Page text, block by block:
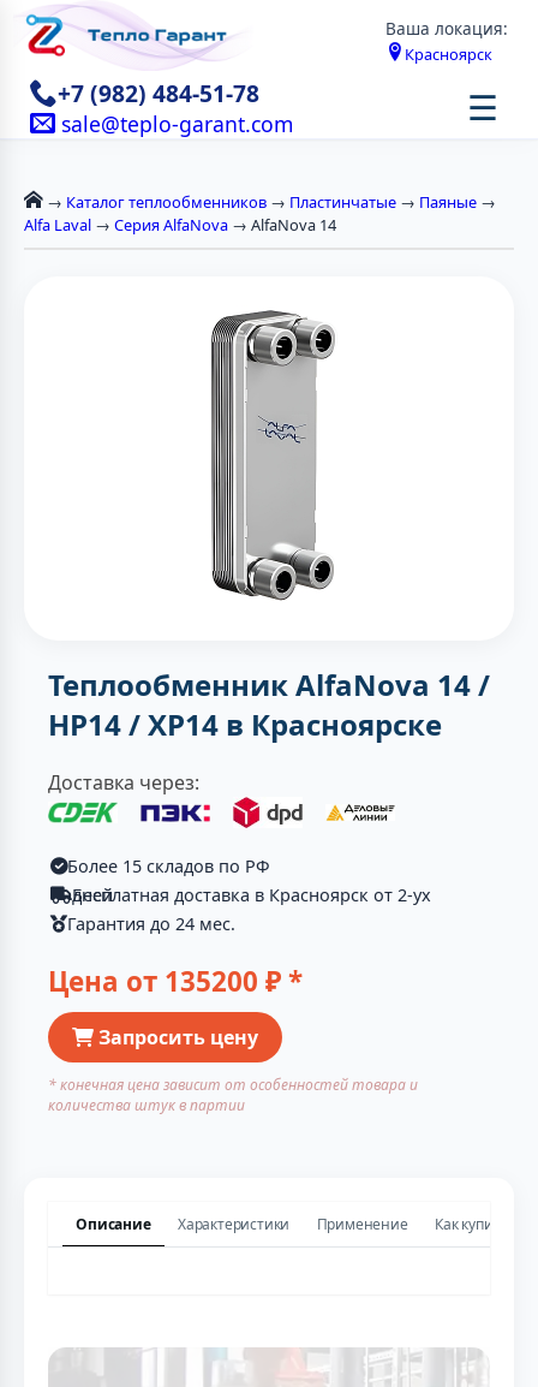
Ваша локация:
Красноярск
+7 (982) 484-51-78
sale@teplo-garant.com ☰
→ Каталог теплообменников → Пластинчатые → Паяные →
Alfa Laval → Серия AlfaNova → AlfaNova 14
Теплообменник AlfaNova 14 /
HP14 / XP14 в Красноярске
Доставка через:
Более 15 складов по РФ
Бесплатная доставка в Красноярск от 2-ух дней
Гарантия до 24 мес.
Цена от 135200 ₽ *
Запросить цену
* конечная цена зависит от особенностей товара и
количества штук в партии
Описание Характеристики Применение Как купить